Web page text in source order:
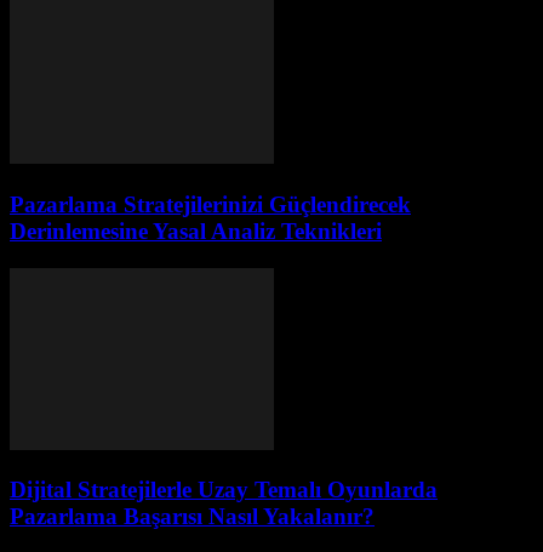
Pazarlama Stratejilerinizi Güçlendirecek
Derinlemesine Yasal Analiz Teknikleri
Dijital Stratejilerle Uzay Temalı Oyunlarda
Pazarlama Başarısı Nasıl Yakalanır?